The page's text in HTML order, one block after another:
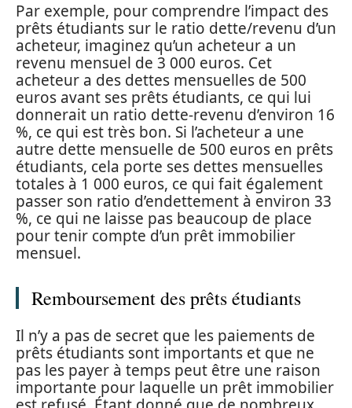
Par exemple, pour comprendre l’impact des
prêts étudiants sur le ratio dette/revenu d’un
acheteur, imaginez qu’un acheteur a un
revenu mensuel de 3 000 euros. Cet
acheteur a des dettes mensuelles de 500
euros avant ses prêts étudiants, ce qui lui
donnerait un ratio dette-revenu d’environ 16
%, ce qui est très bon. Si l’acheteur a une
autre dette mensuelle de 500 euros en prêts
étudiants, cela porte ses dettes mensuelles
totales à 1 000 euros, ce qui fait également
passer son ratio d’endettement à environ 33
%, ce qui ne laisse pas beaucoup de place
pour tenir compte d’un prêt immobilier
mensuel.
Remboursement des prêts étudiants
Il n’y a pas de secret que les paiements de
prêts étudiants sont importants et que ne
pas les payer à temps peut être une raison
importante pour laquelle un prêt immobilier